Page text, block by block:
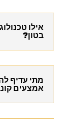
אילו
בטון?
מתי עדיף
אמצעים